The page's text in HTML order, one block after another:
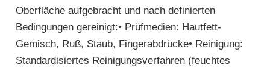
Oberfläche aufgebracht und nach definierten
Bedingungen gereinigt:• Prüfmedien: Hautfett-
Gemisch, Ruß, Staub, Fingerabdrücke• Reinigung:
Standardisiertes Reinigungsverfahren (feuchtes